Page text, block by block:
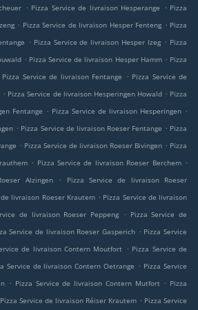
. Pizza Service de livraison Hesperange . Pizza
. Pizza Service de livraison Hesper Fenteng . Pizza
. Pizza Service de livraison Hesper Izeg . Pizza
. Pizza Service de livraison Hesper Hamm . Pizza
Pizza Service de livraison Fentange . Pizza Service de
. Pizza Service de livraison Hesperingen Howald . Pizza
Fentange . Pizza Service de livraison Hesperingen .
. Pizza Service de livraison Roeser Fentange . Pizza
. Pizza Service de livraison Roeser Bivingen . Pizza
. Pizza Service de livraison Roeser Berchem .
Alzingen
.
Pizza Service de livraison Roeser
de livraison Roeser Krautem . Pizza Service de livraison
de livraison Roeser Peppeng . Pizza Service de
Service de livraison Roeser Gasperich . Pizza Service
de livraison Contern Moutfort . Pizza Service de
Service de livraison Contern Oetrange . Pizza Service
. Pizza Service de livraison Contern Mutfort . Pizza
Pizza Service de livraison Réiser Krautem . Pizza Service